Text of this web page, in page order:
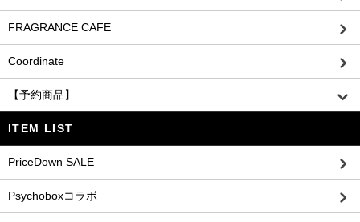
FRAGRANCE CAFE
Coordinate
【予約商品】
ITEM LIST
PriceDown SALE
Psychoboxコラボ